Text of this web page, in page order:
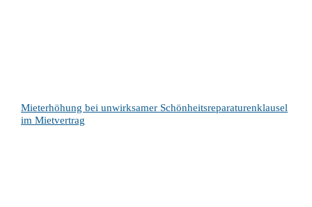
Mieterhöhung bei unwirksamer Schönheitsreparaturenklausel
im Mietvertrag